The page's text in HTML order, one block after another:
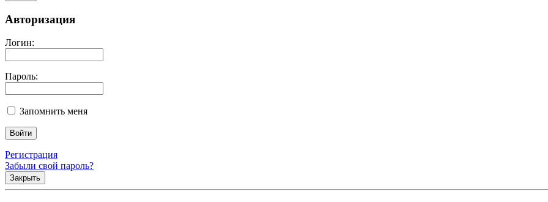
Авторизация
Логин:
Пароль:
Запомнить меня
Регистрация
Забыли свой пароль?
Закрыть